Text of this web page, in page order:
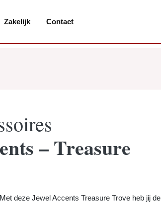
Zakelijk Contact
– Treasure
deze Jewel Accents Treasure Trove heb jij de